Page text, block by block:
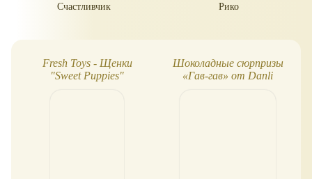
Счастливчик Рико
Fresh Toys - Щенки
"Sweet Puppies"
Шоколадные сюрпризы
«Гав-гав» от Danli